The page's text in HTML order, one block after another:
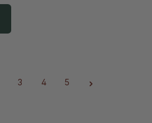
Pagina
3
Pagina
4
Pagina
5